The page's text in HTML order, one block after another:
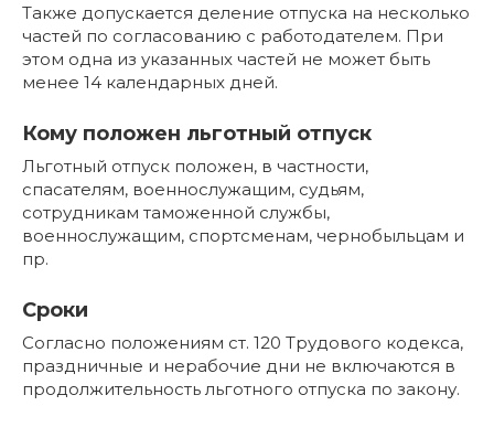
Также допускается деление отпуска на несколько
частей по согласованию с работодателем. При
этом одна из указанных частей не может быть
менее 14 календарных дней.
Кому положен льготный отпуск
Льготный отпуск положен, в частности,
спасателям, военнослужащим, судьям,
сотрудникам таможенной службы,
военнослужащим, спортсменам, чернобыльцам и
пр.
Сроки
Согласно положениям ст. 120 Трудового кодекса,
праздничные и нерабочие дни не включаются в
продолжительность льготного отпуска по закону.